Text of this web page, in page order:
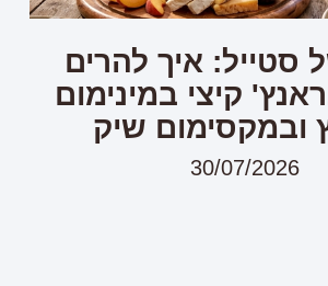
סטייל: איך להרים
קיצי במינימום
ובמקסימום שיק
30/07/2026